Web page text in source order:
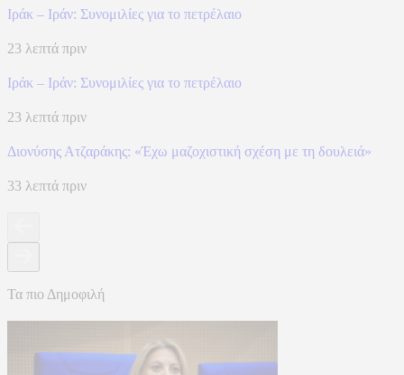
Ιράκ – Ιράν: Συνομιλίες για το πετρέλαιο
23 λεπτά πριν
Ιράκ – Ιράν: Συνομιλίες για το πετρέλαιο
23 λεπτά πριν
Διονύσης Ατζαράκης: «Έχω μαζοχιστική σχέση με τη δουλειά»
33 λεπτά πριν
Τα πιο Δημοφιλή